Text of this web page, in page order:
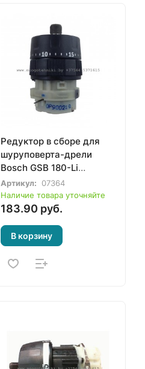
Редуктор в сборе для
шуруповерта-дрели
Bosch GSB 180-Li
(1600A00P90)
Артикул:
07364
Наличие товара уточняйте
183.90 руб.
В корзину